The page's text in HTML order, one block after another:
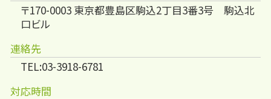
〒170-0003 東京都豊島区駒込2丁目3番3号 駒込北
口ビル
連絡先
TEL:03-3918-6781
対応時間